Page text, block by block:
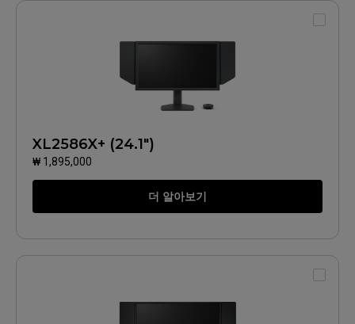
XL2586X+ (24.1")
₩ 1,895,000
더 알아보기